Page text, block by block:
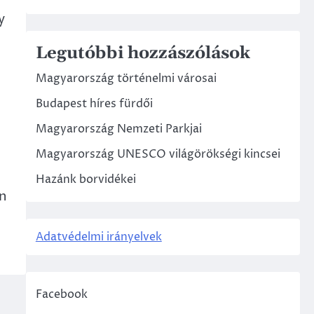
Legutóbbi hozzászólások
Magyarország történelmi városai
Budapest híres fürdői
Magyarország Nemzeti Parkjai
Magyarország UNESCO világörökségi kincsei
Hazánk borvidékei
Adatvédelmi irányelvek
Facebook